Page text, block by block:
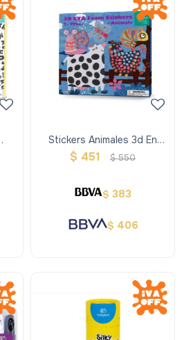
Stickers Animales 3d En
Goma Eva
$ 451 $ 550
$ 383
$ 406